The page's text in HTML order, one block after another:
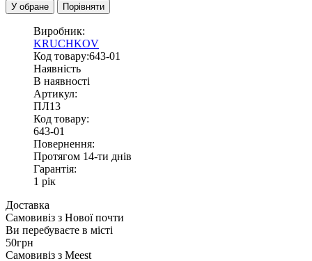
У обране
Порівняти
Виробник:
KRUCHKOV
Код товару:643-01
Наявність
В наявності
Артикул:
ПЛ13
Код товару:
643-01
Повернення:
Протягом 14-ти днів
Гарантія:
1 рік
Доставка
Самовивіз з Нової почти
Ви перебуваєте в місті
50грн
Самовивіз з Meest